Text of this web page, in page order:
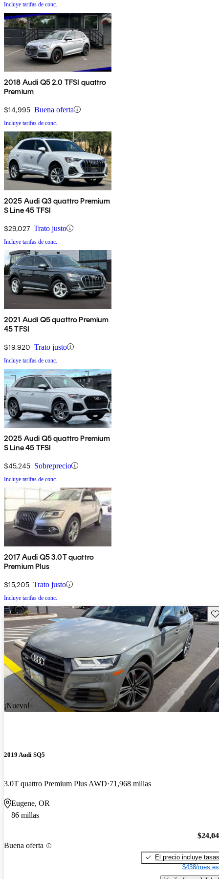
Incluye tarifas de conc.
2018 Audi Q5 2.0 TFSI quattro
Premium
$14,995 Buena oferta
Incluye tarifas de conc.
2025 Audi Q3 quattro Premium
S Line 45 TFSI
$29,027 Trato justo
Incluye tarifas de conc.
2021 Audi Q5 quattro Premium
45 TFSI
$19,920 Trato justo
Incluye tarifas de conc.
2025 Audi Q5 quattro Premium
S Line 45 TFSI
$45,245 Sobreprecio
Incluye tarifas de conc.
2017 Audi Q5 3.0T quattro
Premium Plus
$15,205 Trato justo
Incluye tarifas de conc.
¡Nuevo!
2019 Audi SQ5
3.0T quattro Premium Plus AWD 71,968 millas
Eugene, OR
86 millas
Buena oferta
El precio incluye tasas
$438/mes